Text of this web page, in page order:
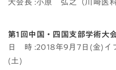
大会長 :小原 弘之（川崎医
第1回中国・四国支部学術
日 時 :2018年9月7日(金)イ
(土)